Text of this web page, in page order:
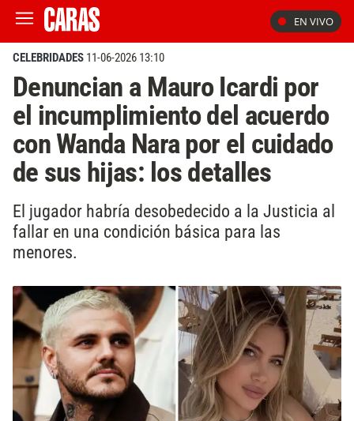
EN VIVO
CELEBRIDADES 11-06-2026 13:10
Denuncian a Mauro Icardi por
el incumplimiento del acuerdo
con Wanda Nara por el cuidado
de sus hijas: los detalles
El jugador habría desobedecido a la Justicia al
fallar en una condición básica para las
menores.